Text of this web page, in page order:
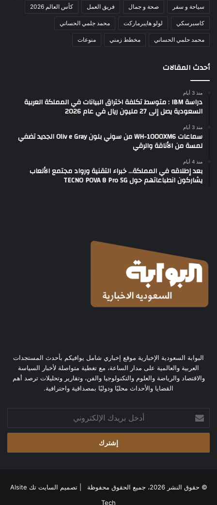
سياحة و سفر صحة و جمال فريق العمل كأس العالم 2026
كاسبرسكي لولو هايبرماركت محمد جلمي الحساني
محمد حلمي الحساني مخطط زمني منوعات
أحدث المقالات
منذ 3 أيام
دراسة IBM : متوسط تكلفة اختراق البيانات في المملكة العربية
السعودية يصل إلى 27 مليون ريال في عام 2026
منذ 3 أيام
سماعات WH-1000XM6 من سوني بلون Oliv e Gray الجديد تضفي
لمسة من الأناقة والرقي
منذ 4 أيام
بعد إطلاقه في المملكة… خبراء التقنية ورواد مجتمع الألعاب
يشاركون انطباعاتهم حول TECNO POVA 8 Pro 5G
البوابة السعودية الإخبارية موقع إخباري شامل يوافيكم بأحدث المستجدات
العربية والعالمية على مدار الساعة، مع تغطية متواصلة لأخبار السياسة
والاقتصاد والرياضة والعلوم والتكنولوجيا والفن، وتقارير وتحليلات ترصد أهم
القضايا والأحداث محليًا ودوليًا بمصداقية واحترافية.
بريدك
الإلكتروني
© حقوق النشر 2026، جميع الحقوق محفوظة | تصميم
السايت تك Alsite
Tech